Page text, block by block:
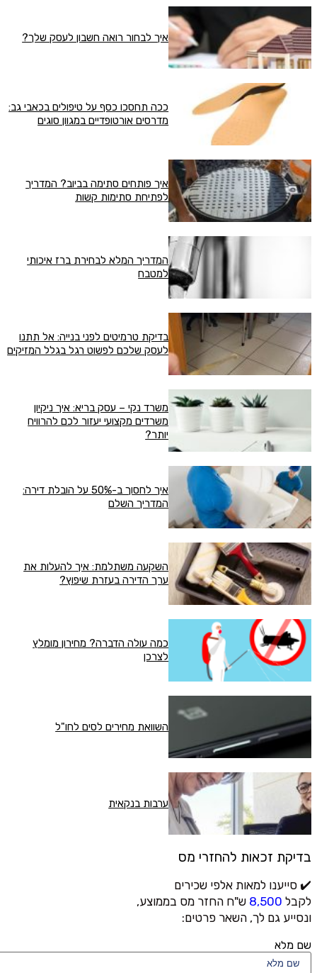
איך לבחור רואה חשבון לעסק שלך?
ככה תחסכו כסף על טיפולים בכאבי גב:
מדרסים אורטופדיים במגוון סוגים
איך פותחים סתימה בביוב? המדריך
לפתיחת סתימות קשות
המדריך המלא לבחירת ברז איכותי
למטבח
בדיקת טרמיטים לפני בנייה: אל תתנו
לעסק שלכם לפשוט רגל בגלל המזיקים
משרד נקי – עסק בריא: איך ניקיון
משרדים מקצועי יעזור לכם להרוויח
יותר?
איך לחסוך ב-50% על הובלת דירה:
המדריך השלם
השקעה משתלמת: איך להעלות את
ערך הדירה בעזרת שיפוץ?
כמה עולה הדברה? מחירון מומלץ
לצרכן
השוואת מחירים לסים לחו"ל
ערבות בנקאית
בדיקת זכאות להחזרי מס
✔️ סייענו למאות אלפי שכירים
לקבל 8,500 ש"ח החזר מס בממוצע,
ונסייע גם לך, השאר פרטים:
שם מלא